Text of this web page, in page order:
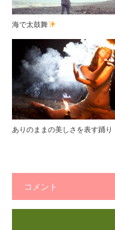
海で太鼓舞
ありのままの美しさを表す踊り
コメント